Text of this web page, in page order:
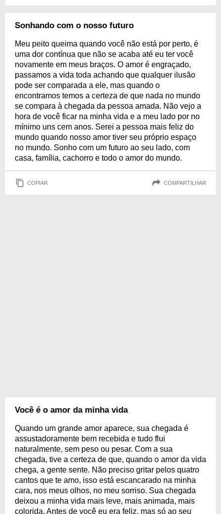
Sonhando com o nosso futuro
Meu peito queima quando você não está por perto, é
uma dor contínua que não se acaba até eu ter você
novamente em meus braços. O amor é engraçado,
passamos a vida toda achando que qualquer ilusão
pode ser comparada a ele, mas quando o
encontramos temos a certeza de que nada no mundo
se compara à chegada da pessoa amada. Não vejo a
hora de você ficar na minha vida e a meu lado por no
mínimo uns cem anos. Serei a pessoa mais feliz do
mundo quando nosso amor tiver seu próprio espaço
no mundo. Sonho com um futuro ao seu lado, com
casa, família, cachorro e todo o amor do mundo.
COPIAR COMPARTILHAR
Você é o amor da minha vida
Quando um grande amor aparece, sua chegada é
assustadoramente bem recebida e tudo flui
naturalmente, sem peso ou pesar. Com a sua
chegada, tive a certeza de que, quando o amor da vida
chega, a gente sente. Não preciso gritar pelos quatro
cantos que te amo, isso está escancarado na minha
cara, nos meus olhos, no meu sorriso. Sua chegada
deixou a minha vida mais leve, mais animada, mais
colorida. Antes de você eu era feliz, mas só ao seu